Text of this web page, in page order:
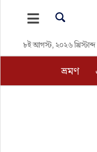
৮ই আগস্ট, ২০২৬ খ্রিস্টাব্দ
এয়ারলাইনস
বিমানবন্দর
ভ্রমণ